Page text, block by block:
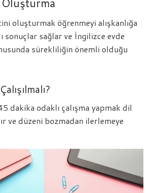
oluşturmak öğrenmeyi alışkanlığa
sonuçlar sağlar ve İngilizce evde
sürekliliğin önemli olduğu
dakika odaklı çalışma yapmak dil
ve düzeni bozmadan ilerlemeye